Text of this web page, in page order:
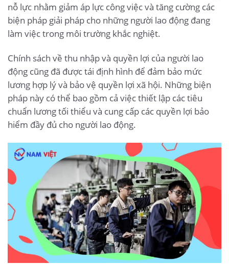
nỗ lực nhằm giảm áp lực công việc và tăng cường các
biện pháp giải pháp cho những người lao động đang
làm việc trong môi trường khắc nghiệt.
Chính sách về thu nhập và quyền lợi của người lao
động cũng đã được tái định hình để đảm bảo mức
lương hợp lý và bảo vệ quyền lợi xã hội. Những biện
pháp này có thể bao gồm cả việc thiết lập các tiêu
chuẩn lương tối thiểu và cung cấp các quyền lợi bảo
hiểm đầy đủ cho người lao động.